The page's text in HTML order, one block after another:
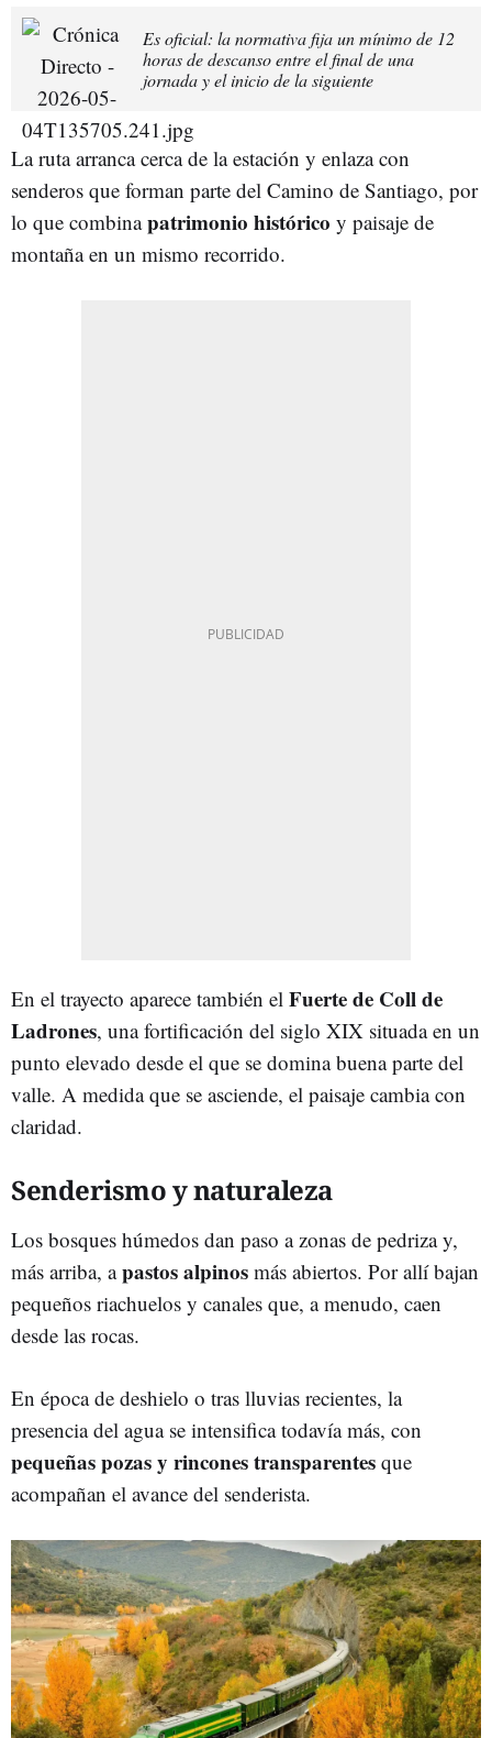
Es oficial: la normativa fija un mínimo de 12
horas de descanso entre el final de una
jornada y el inicio de la siguiente
La ruta arranca cerca de la estación y enlaza con
senderos que forman parte del Camino de Santiago, por
lo que combinapatrimonio histórico y paisaje de
montaña en un mismo recorrido.
En el trayecto aparece también el Fuerte de Coll de
Ladrones, una fortificación del siglo XIX situada en un
punto elevado desde el que se domina buena parte del
valle. A medida que se asciende, el paisaje cambia con
claridad.
Senderismo y naturaleza
Los bosques húmedos dan paso a zonas de pedriza y,
más arriba, apastos alpinos más abiertos. Por allí bajan
pequeños riachuelos y canales que, a menudo, caen
desde las rocas.
En época de deshielo o tras lluvias recientes, la
presencia del agua se intensifica todavía más, con
pequeñas pozas y rincones transparentes que
acompañan el avance del senderista.